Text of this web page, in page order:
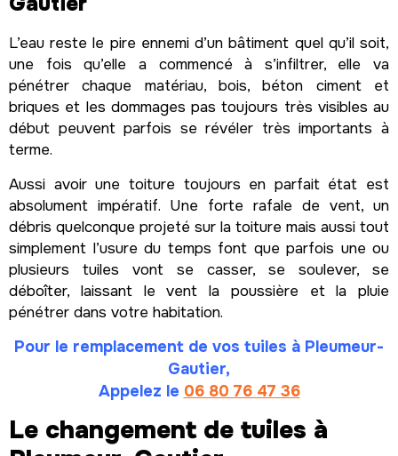
L’eau reste le pire ennemi d’un bâtiment quel qu’il soit,
une fois qu’elle a commencé à s’infiltrer, elle va
pénétrer chaque matériau, bois, béton ciment et
briques et les dommages pas toujours très visibles au
début peuvent parfois se révéler très importants à
terme.
Aussi avoir une toiture toujours en parfait état est
absolument impératif. Une forte rafale de vent, un
débris quelconque projeté sur la toiture mais aussi tout
simplement l’usure du temps font que parfois une ou
plusieurs tuiles vont se casser, se soulever, se
déboîter, laissant le vent la poussière et la pluie
pénétrer dans votre habitation.
Pour le remplacement de vos tuiles à Pleumeur-
Gautier,
Appelez le 06 80 76 47 36
Le changement de tuiles à